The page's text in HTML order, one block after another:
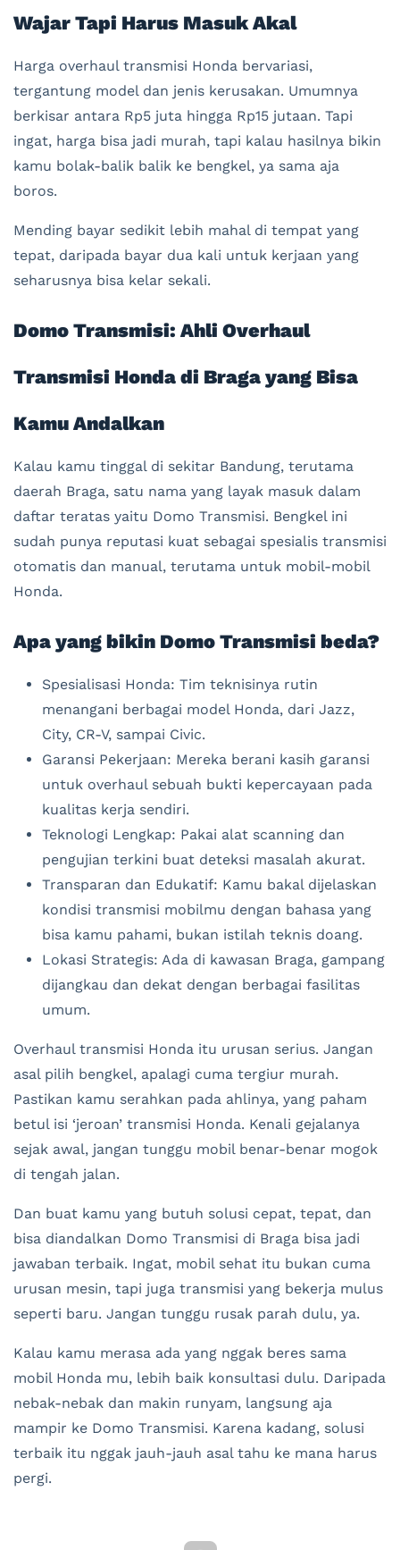
Wajar Tapi Harus Masuk Akal
Harga overhaul transmisi Honda bervariasi,
tergantung model dan jenis kerusakan. Umumnya
berkisar antara Rp5 juta hingga Rp15 jutaan. Tapi
ingat, harga bisa jadi murah, tapi kalau hasilnya bikin
kamu bolak-balik balik ke bengkel, ya sama aja
boros.
Mending bayar sedikit lebih mahal di tempat yang
tepat, daripada bayar dua kali untuk kerjaan yang
seharusnya bisa kelar sekali.
Domo Transmisi: Ahli Overhaul
Transmisi Honda di Braga yang Bisa
Kamu Andalkan
Kalau kamu tinggal di sekitar Bandung, terutama
daerah Braga, satu nama yang layak masuk dalam
daftar teratas yaitu Domo Transmisi. Bengkel ini
sudah punya reputasi kuat sebagai spesialis transmisi
otomatis dan manual, terutama untuk mobil-mobil
Honda.
Apa yang bikin Domo Transmisi beda?
Spesialisasi Honda: Tim teknisinya rutin
menangani berbagai model Honda, dari Jazz,
City, CR-V, sampai Civic.
Garansi Pekerjaan: Mereka berani kasih garansi
untuk overhaul sebuah bukti kepercayaan pada
kualitas kerja sendiri.
Teknologi Lengkap: Pakai alat scanning dan
pengujian terkini buat deteksi masalah akurat.
Transparan dan Edukatif: Kamu bakal dijelaskan
kondisi transmisi mobilmu dengan bahasa yang
bisa kamu pahami, bukan istilah teknis doang.
Lokasi Strategis: Ada di kawasan Braga, gampang
dijangkau dan dekat dengan berbagai fasilitas
umum.
Overhaul transmisi Honda itu urusan serius. Jangan
asal pilih bengkel, apalagi cuma tergiur murah.
Pastikan kamu serahkan pada ahlinya, yang paham
betul isi ‘jeroan’ transmisi Honda. Kenali gejalanya
sejak awal, jangan tunggu mobil benar-benar mogok
di tengah jalan.
Dan buat kamu yang butuh solusi cepat, tepat, dan
bisa diandalkan Domo Transmisi di Braga bisa jadi
jawaban terbaik. Ingat, mobil sehat itu bukan cuma
urusan mesin, tapi juga transmisi yang bekerja mulus
seperti baru. Jangan tunggu rusak parah dulu, ya.
Kalau kamu merasa ada yang nggak beres sama
mobil Honda mu, lebih baik konsultasi dulu. Daripada
nebak-nebak dan makin runyam, langsung aja
mampir ke Domo Transmisi. Karena kadang, solusi
terbaik itu nggak jauh-jauh asal tahu ke mana harus
pergi.